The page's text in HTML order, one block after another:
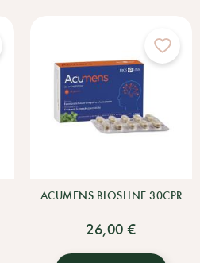
ACUMENS BIOSLINE 30CPR
26,00 €